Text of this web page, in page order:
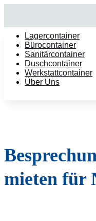
Lagercontainer
Bürocontainer
Sanitärcontainer
Duschcontainer
Werkstattcontainer
Über Uns
mieten für